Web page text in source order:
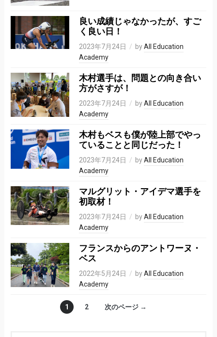
良い成績じゃなかったが、すご
く良い日！
2023年7月24日 byAll Education
Academy
木村選手は、問題との向き合い
方がさすが！
2023年7月24日 byAll Education
Academy
木村もベスも僕が陸上部でやっ
ていることと同じだった！
2023年7月24日 byAll Education
Academy
マルグリット・アイデマ選手を
初取材！
2023年7月24日 byAll Education
Academy
フランスからのアントワーヌ・
ベス
2022年5月24日 byAll Education
Academy
1 2 次のページ →